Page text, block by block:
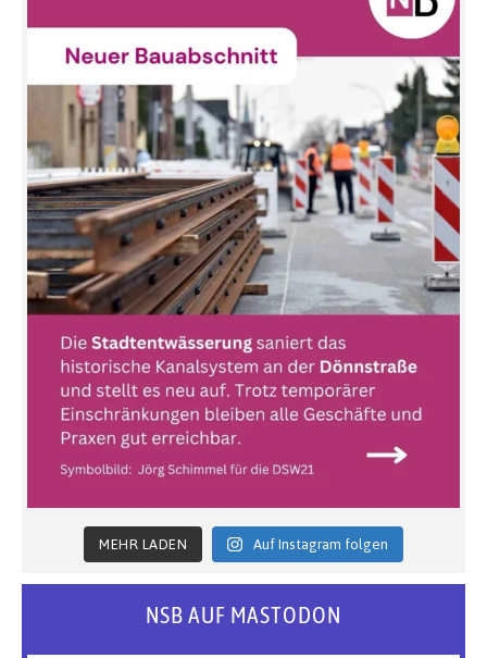
MEHR LADEN Auf Instagram folgen
NSB AUF MASTODON